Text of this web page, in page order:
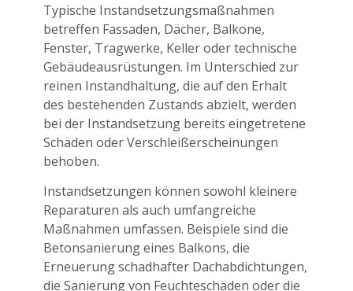
Typische Instandsetzungsmaßnahmen
betreffen Fassaden, Dächer, Balkone,
Fenster, Tragwerke, Keller oder technische
Gebäudeausrüstungen. Im Unterschied zur
reinen Instandhaltung, die auf den Erhalt
des bestehenden Zustands abzielt, werden
bei der Instandsetzung bereits eingetretene
Schäden oder Verschleißerscheinungen
behoben.
Instandsetzungen können sowohl kleinere
Reparaturen als auch umfangreiche
Maßnahmen umfassen. Beispiele sind die
Betonsanierung eines Balkons, die
Erneuerung schadhafter Dachabdichtungen,
die Sanierung von Feuchteschäden oder die